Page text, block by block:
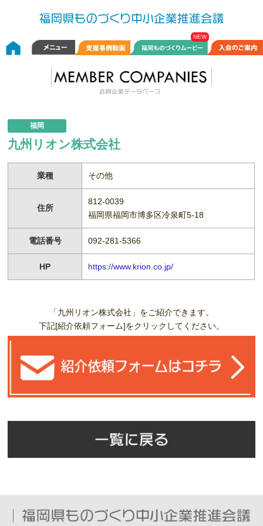
福岡
九州リオン株式会社
業種 その他
住所
812-0039
福岡県福岡市博多区冷泉町5-18
電話番号 092-281-5366
HP https://www.krion.co.jp/
「九州リオン株式会社」をご紹介できます。
下記[紹介依頼フォーム]をクリックしてください。